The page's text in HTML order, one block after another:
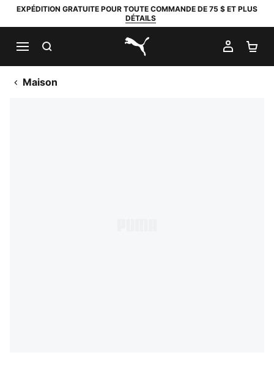
EXPÉDITION GRATUITE POUR TOUTE COMMANDE DE 75 $ ET PLUS
DÉTAILS
PUMA.com
MON
Maison